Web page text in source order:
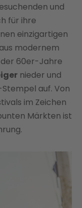
und
für ihre
einzigartigen
modernem
der 60er-Jahre
nieder und
auf. Von
im Zeichen
Märkten ist